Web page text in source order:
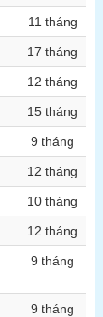
11 tháng
17 tháng
12 tháng
15 tháng
9 tháng
12 tháng
10 tháng
12 tháng
9 tháng
9 tháng
Trái phiếu